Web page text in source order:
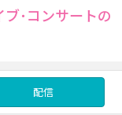
･コンサートの
配信